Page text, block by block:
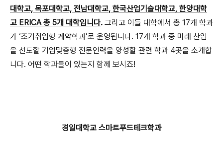
대학교, 목포대학교, 전남대학교, 한국산업기술대학교, 한양대학
교 ERICA 총 5개 대학입니다. 그리고 이들 대학에서 총 17개 학과
가 ‘조기취업형 계약학과’로 운영됩니다. 17개 학과 중 미래 산업
을 선도할 기업맞춤형 전문인력을 양성할 관련 학과 4곳을 소개합
니다. 어떤 학과들이 있는지 함께 보시죠!
경일대학교 스마트푸드테크학과